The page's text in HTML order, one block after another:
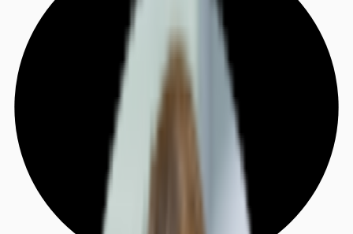
Investieren
Marktinformationen
Ihre Ansprechpartner
Jetzt anrufen